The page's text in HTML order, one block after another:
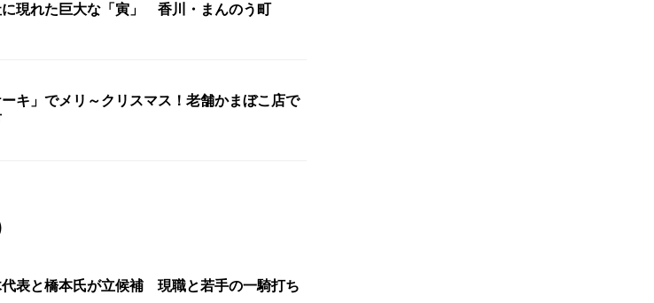
に現れた巨大な「寅」 香川・まんのう町
キ」でメリ～クリスマス！老舗かまぼこ店で
表と橋本氏が立候補 現職と若手の一騎打ち